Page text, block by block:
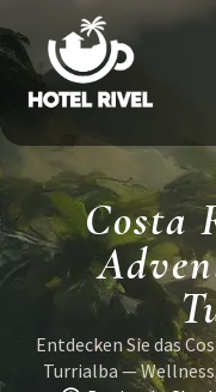
Costa
Entdecken Sie das
Turrialba —